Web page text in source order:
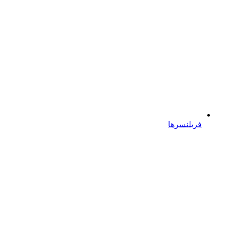
فریلنسرها